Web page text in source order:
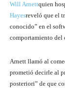
Will Arnettquien
Hayesreveló que el
conocido” en el
comportamiento del
Arnett llamó al
prometió decirle al
posteriori” de que